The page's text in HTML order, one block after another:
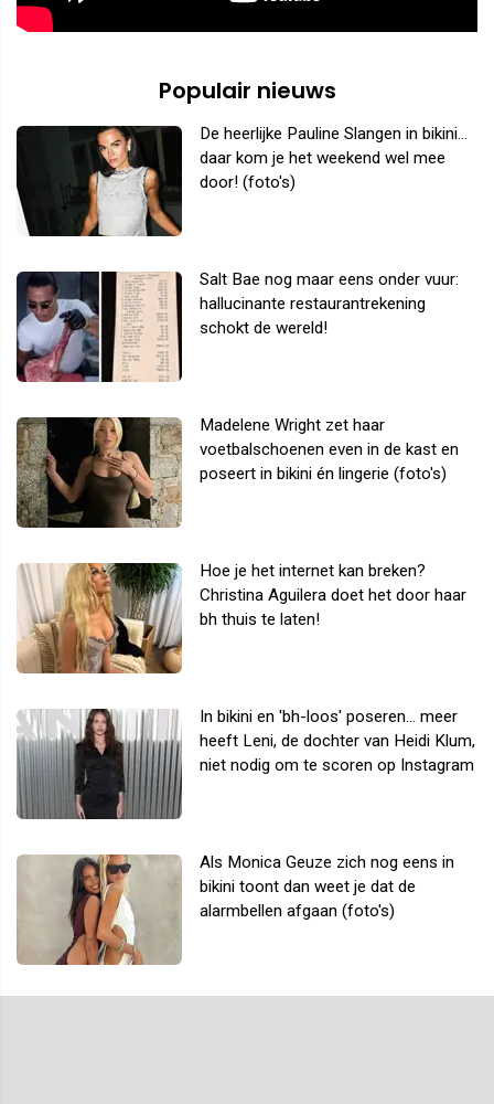
Populair nieuws
De heerlijke Pauline Slangen in bikini...
daar kom je het weekend wel mee
door! (foto's)
Salt Bae nog maar eens onder vuur:
hallucinante restaurantrekening
schokt de wereld!
Madelene Wright zet haar
voetbalschoenen even in de kast en
poseert in bikini én lingerie (foto's)
Hoe je het internet kan breken?
Christina Aguilera doet het door haar
bh thuis te laten!
In bikini en 'bh-loos' poseren... meer
heeft Leni, de dochter van Heidi Klum,
niet nodig om te scoren op Instagram
Als Monica Geuze zich nog eens in
bikini toont dan weet je dat de
alarmbellen afgaan (foto's)